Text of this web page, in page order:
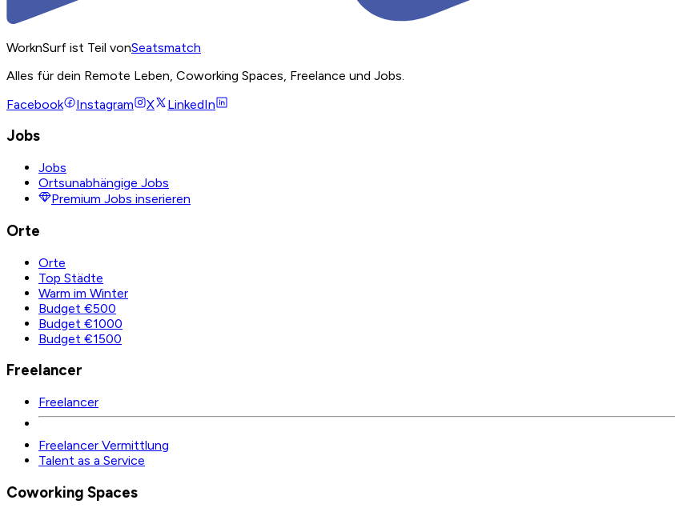
WorknSurf ist Teil vonSeatsmatch
Alles für dein Remote Leben, Coworking Spaces, Freelance und Jobs.
Facebook
Instagram X LinkedIn
Jobs
Jobs
Ortsunabhängige Jobs
Premium Jobs inserieren
Orte
Orte
Top Städte
Warm im Winter
Budget €500
Budget €1000
Budget €1500
Freelancer
Freelancer
Freelancer Vermittlung
Talent as a Service
Coworking Spaces